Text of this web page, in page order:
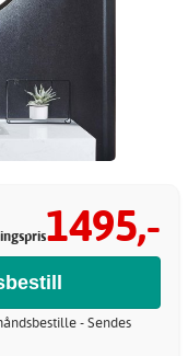
1495,-
- Sendes